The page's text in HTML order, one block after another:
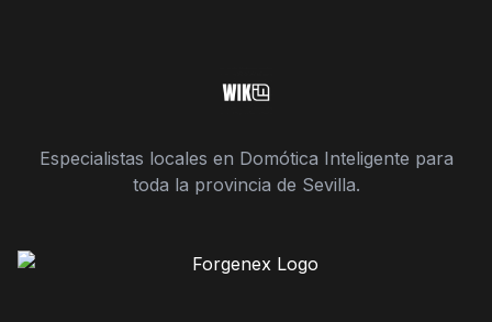
Especialistas locales en Domótica Inteligente para
toda la provincia de Sevilla.